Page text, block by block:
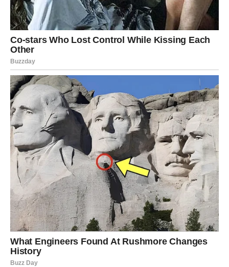
predmete pohranjene u zamrzivaču. Ovo naglašava važnost
odabira Perfex Professional ručnika, koji nudi izdržljiv,
preferiraju ovu alternativu konvencionalnim kuhinjskim
ručnicima zbog povećane praktičnosti, vrhunske kvalitete i
poboljšane higijene.
Učinkovitost ovog proizvoda daleko nadilazi njegovu primjenu
u kuhinji, pokazujući izvanrednu korisnost u čišćenju ogledala,
podova i prozora. Nadalje, služi kao neizostavna pomoć za
pojedince koji žele pronaći spas od velikih vrućina tropskih
ljeta. Perfex je nadaleko poznat po svojoj specijalizaciji u
proizvodnji visokokvalitetnog toaletnog papira i ručnika.
Proizvodni procesi koje koristi tvrtka koriste vrhunske strojeve
i nadziru ih iskusni profesionalci u industriji.
Stručnjaci pomno nadziru svaku fazu proizvodnje kako bi
zajamčili besprijekoran konačni proizvod. Ono što razlikuje
Perfex od njegovih konkurenata je njegova nepokolebljiva
predanost povećanju trajnosti njegovih ručnika i toaletnog